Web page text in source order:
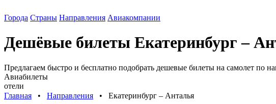
Города Страны Направления Авиакомпании
Дешёвые билеты Екатеринбург –
Предлагаем быстро и бесплатно подобрать дешевые билеты на самолет по
Авиабилеты
отели
Главная ⠀•⠀ Направления ⠀•⠀ Екатеринбург – Анталья